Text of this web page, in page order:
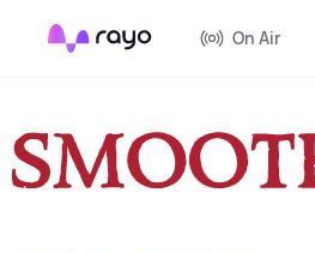
On Air